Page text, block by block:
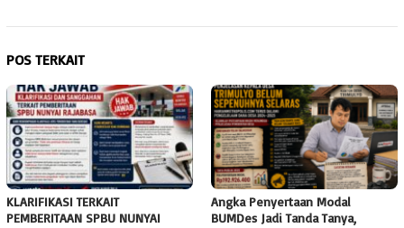
POS TERKAIT
KLARIFIKASI TERKAIT
PEMBERITAAN SPBU NUNYAI
Angka Penyertaan Modal
BUMDes Jadi Tanda Tanya,